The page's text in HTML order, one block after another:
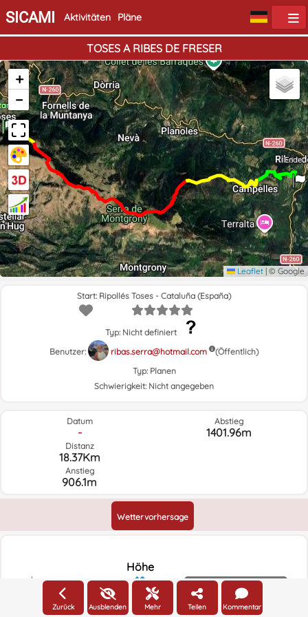
SICAMI Aktivitäten Pläne
TOSES A RIBES DE FRESER
Ende
+
−
Leaflet | © Google
Start: Ripollés Toses - Cataluña (España)
Typ: Nicht definiert
Benutzer:
ribas.serra@hotmail.com
(Öffentlich)
Typ: Planen
Schwierigkeit: Nicht angegeben
Datum
-
Distanz
18.37Km
Anstieg
906.1m
Abstieg
1401.96m
Wettervorhersage
Höhe
Höhe
Zurück Ausblenden Mehr Teilen Kommentar